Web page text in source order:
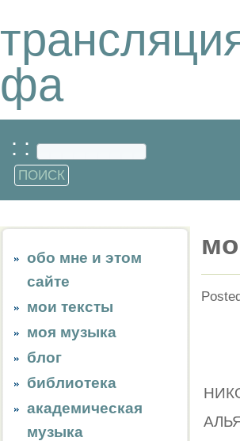
фа
: :
обо мне и этом
сайте
мои тексты
моя музыка
блог
библиотека
академическая
музыка